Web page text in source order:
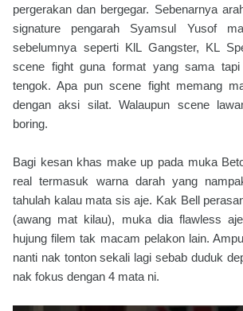
pergerakan dan bergegar. Sebenarnya
signature pengarah Syamsul Yusof
sebelumnya seperti KlL Gangster, KL
scene fight guna format yang sama
tengok. Apa pun scene fight memang
dengan aksi silat. Walaupun scene
boring.
Bagi kesan khas make up pada muka
real termasuk warna darah yang
tahulah kalau mata sis aje. Kak Bell
(awang mat kilau), muka dia flawless
hujung filem tak macam pelakon lain.
nanti nak tonton sekali lagi sebab duduk
nak fokus dengan 4 mata ni.